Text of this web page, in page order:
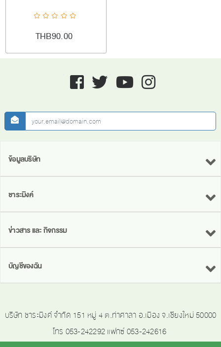
THB90.00
Facebook twitter youtube instagram
newsletter
ข้อมูลบริษัท
ชาระมิงค์
ข่าวสาร และ กิจกรรม
บัญชีของฉัน
บริษัท ชาระมิงค์ จำกัด 151 หมู่ 4 ต.ท่าศาลา อ.เมือง จ.เชียงใหม่ 50000
โทร 053-242292 แฟกซ์ 053-242616